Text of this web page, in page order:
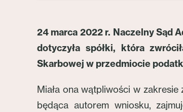
24 marca 2022 r. Naczelny Sąd
dotyczyła spółki, która
Skarbowej w przedmiocie
Miała ona wątpliwości w
będąca autorem wniosku,